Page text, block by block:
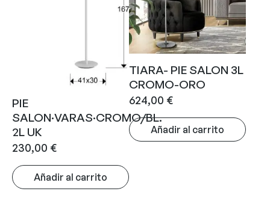
PIE
SALON·VARAS·CROMO/BL.
2L UK
230,00 €
Añadir al carrito
TIARA- PIE SALON 3L
CROMO-ORO
624,00 €
Añadir al carrito